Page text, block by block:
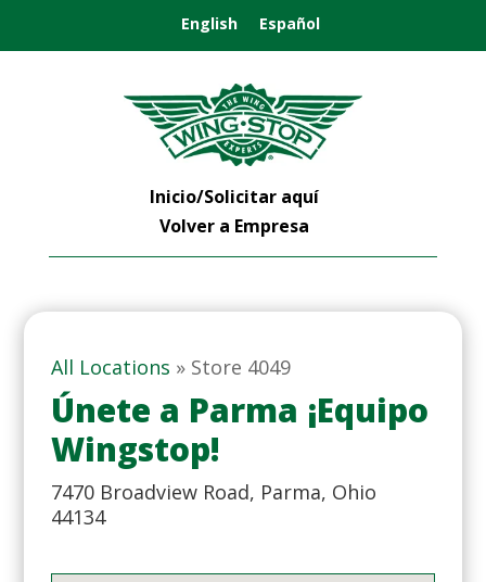
English Español
Inicio/Solicitar aquí
Volver a Empresa
All Locations » Store 4049
Únete a Parma ¡Equipo
Wingstop!
7470 Broadview Road, Parma, Ohio
44134